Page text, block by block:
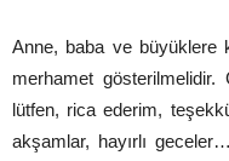
Anne, baba ve büyüklere
merhamet
lütfen, rica ederim,
akşamlar, hayırlı